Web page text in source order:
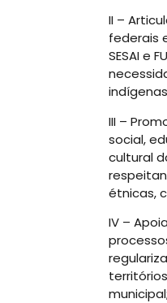
II –
federais
SESAI e
III –
social,
cultural
étnicas,
IV –
municipal;